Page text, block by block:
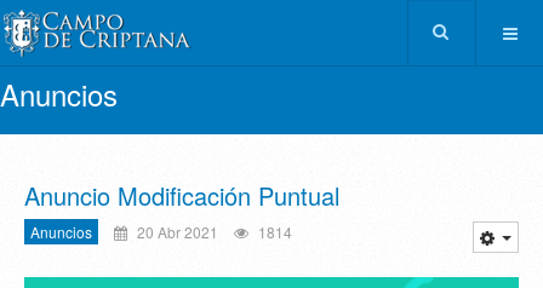
Anuncios
Anuncio Modificación Puntual
Anuncios 20 Abr 2021 1814